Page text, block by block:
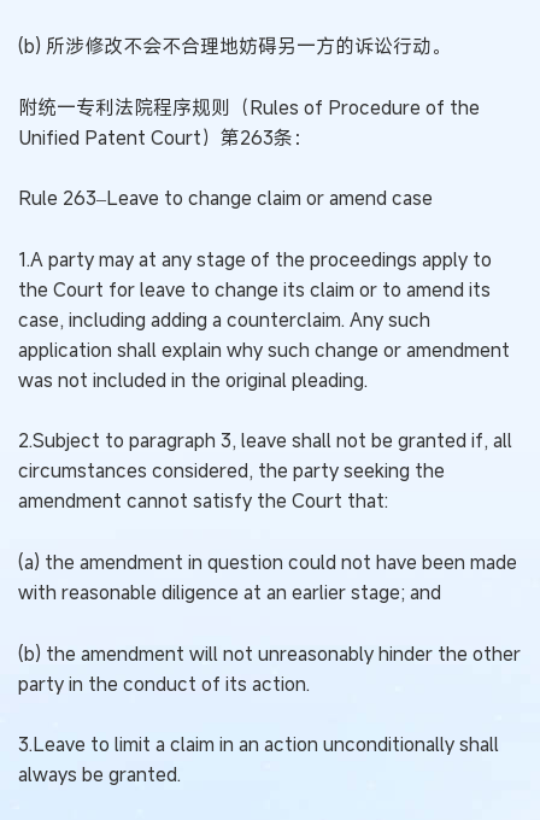
(b) 所涉修改不会不合理地妨碍另一方的诉讼行动。
附统一专利法院程序规则（Rules of Procedure of the
Unified Patent Court）第263条：
Rule 263–Leave to change claim or amend case
1.A party may at any stage of the proceedings apply to
the Court for leave to change its claim or to amend its
case, including adding a counterclaim. Any such
application shall explain why such change or amendment
was not included in the original pleading.
2.Subject to paragraph 3, leave shall not be granted if, all
circumstances considered, the party seeking the
amendment cannot satisfy the Court that:
(a) the amendment in question could not have been made
with reasonable diligence at an earlier stage; and
(b) the amendment will not unreasonably hinder the other
party in the conduct of its action.
3.Leave to limit a claim in an action unconditionally shall
always be granted.